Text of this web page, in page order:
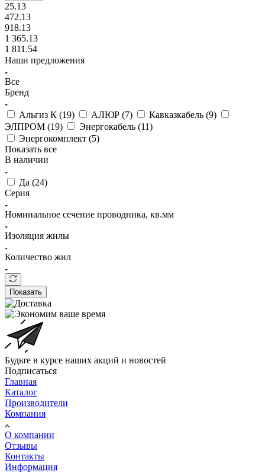
25.13
472.13
918.13
1 365.13
1 811.54
Наши предложения
Все
Бренд
Альгиз К (19) АЛЮР (7) Кавказкабель (9)
ЭЛПРОМ (19) Энергокабель (11)
Энергокомплект (5)
Показать все
В наличии
Да (24)
Серия
Номинальное сечение проводника, кв.мм
Изоляция жилы
Количество жил
Показать
Будьте в курсе наших акций и новостей
Подписаться
Главная
Каталог
Производители
Компания
О компании
Отзывы
Контакты
Информация